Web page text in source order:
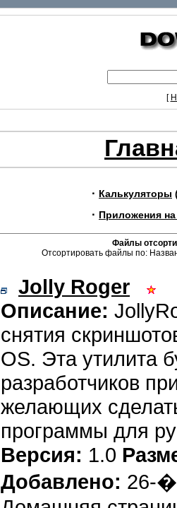
[
· Калькуляторы
· Приложения
Файлы
Отсортировать файлы по:
Jolly Roger
Описание:
снятия
OS. Эта утилита
разработчиков
желающих
программы для
Версия: 1.0
Добавлено: 26-